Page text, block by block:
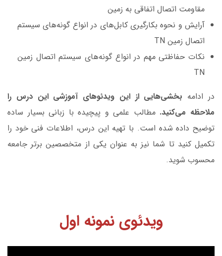
مقاومت اتصال اتفاقی به زمین
آرایش و نحوه بکارگیری کابل‌های در انواع گونه‌های سیستم
اتصال زمین TN
نکات حفاظتی مهم در انواع گونه‌های سیستم‌ اتصال زمین
TN
در ادامه بخشی‌هایی از این ویدئوهای آموزشی این درس را
ملاحظه می‌کنید.مطالب علمی و پیچیده با زبانی بسیار ساده
توضیح داده شده است. با تهیه این درس، اطلاعات فنی خود را
تکمیل کنید تا شما نیز به عنوان یکی از متخصصین برتر جامعه
محسوب شوید.
ویدئوی نمونه اول